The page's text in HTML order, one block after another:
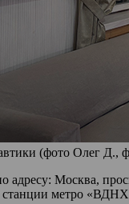
(фото Олег Д.,
адресу: Москва,
станции метро